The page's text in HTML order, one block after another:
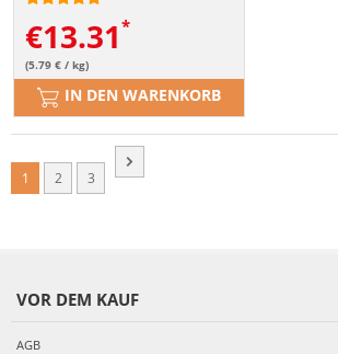
€13.31
(5.79 € / kg)
IN DEN WARENKORB
1 2 3
VOR DEM KAUF
AGB